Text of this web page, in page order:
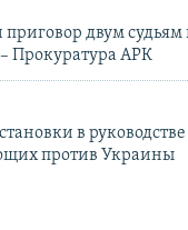
двум
– Прокуратура АРК
в руководстве
против Украины